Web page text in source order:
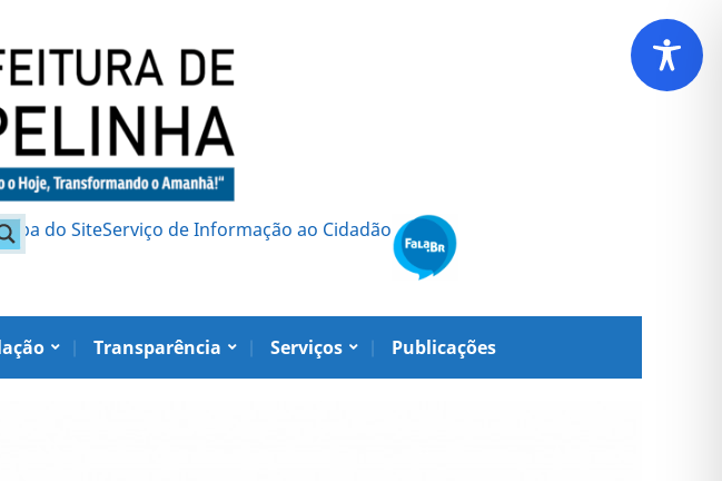
do SiteServiço de Informação ao Cidadão
Transparência Serviços Publicações